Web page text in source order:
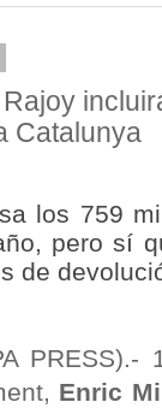
Catalunya
los 759
pero sí
de
PRESS).-
Enric